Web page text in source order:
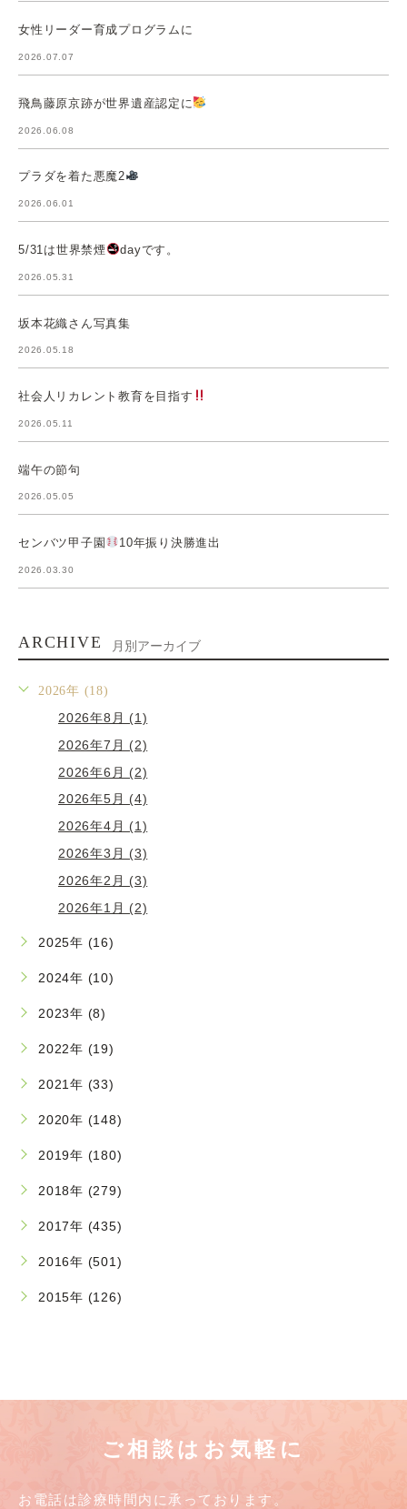
女性リーダー育成プログラムに
2026.07.07
飛鳥藤原京跡が世界遺産認定に
2026.06.08
プラダを着た悪魔2
2026.06.01
5/31は世界禁煙 dayです。
2026.05.31
坂本花織さん写真集
2026.05.18
社会人リカレント教育を目指す
2026.05.11
端午の節句
2026.05.05
センバツ甲子園 10年振り決勝進出
2026.03.30
ARCHIVE 月別アーカイブ
2026年 (18)
2026年8月 (1)
2026年7月 (2)
2026年6月 (2)
2026年5月 (4)
2026年4月 (1)
2026年3月 (3)
2026年2月 (3)
2026年1月 (2)
2025年 (16)
2024年 (10)
2023年 (8)
2022年 (19)
2021年 (33)
2020年 (148)
2019年 (180)
2018年 (279)
2017年 (435)
2016年 (501)
2015年 (126)
ご相談はお気軽に
お電話は診療時間内に承っております。